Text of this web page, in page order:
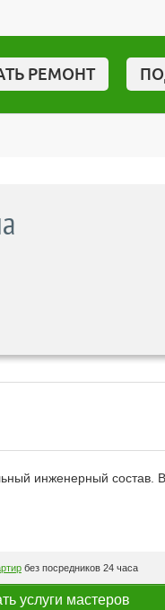
РЕМОНТ
инженерный состав.
без посредников 24 часа
услуги мастеров